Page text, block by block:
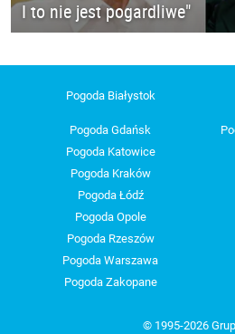
I to nie jest pogardliwe"
Pogoda Białystok
Pogoda Gdańsk
Pogoda Katowice
Pogoda Kraków
Pogoda Łódź
Pogoda Opole
Pogoda Rzeszów
Pogoda Warszawa
Pogoda Zakopane
© 1995-2026